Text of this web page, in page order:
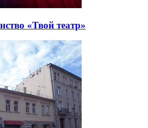
«Твой театр»